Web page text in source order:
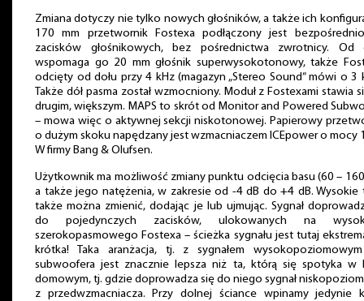
Zmiana dotyczy nie tylko nowych głośników, a także ich
170 mm przetwornik Fostexa podłączony jest
zacisków głośnikowych, bez pośrednictwa zwrotnicy. Od
wspomaga go 20 mm głośnik superwysokotonowy, także
odcięty od dołu przy 4 kHz (magazyn „Stereo Sound” mówi o 3
Także dół pasma został wzmocniony. Moduł z Fostexami stawia
drugim, większym. MAPS to skrót od Monitor and Powered
– mowa więc o aktywnej sekcji niskotonowej. Papierowy
o dużym skoku napędzany jest wzmacniaczem ICEpower o mocy
W firmy Bang & Olufsen.
Użytkownik ma możliwość zmiany punktu odcięcia basu (60 –
a także jego natężenia, w zakresie od -4 dB do +4 dB. Wysokie
także można zmienić, dodając je lub ujmując. Sygnał
do pojedynczych zacisków, ulokowanych na
szerokopasmowego Fostexa – ścieżka sygnału jest tutaj
krótka! Taka aranżacja, tj. z sygnałem
subwoofera jest znacznie lepsza niż ta, którą się spotyka w
domowym, tj. gdzie doprowadza się do niego sygnał
z przedwzmacniacza. Przy dolnej ściance wpinamy jedynie